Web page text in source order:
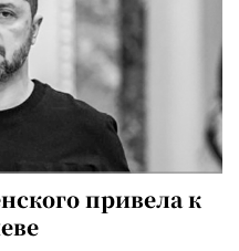
привела к